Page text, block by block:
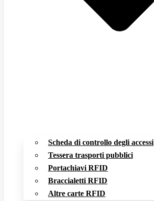
Scheda di controllo degli accessi
Tessera trasporti pubblici
Portachiavi RFID
Braccialetti RFID
Altre carte RFID